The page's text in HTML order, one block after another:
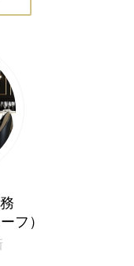
フ）